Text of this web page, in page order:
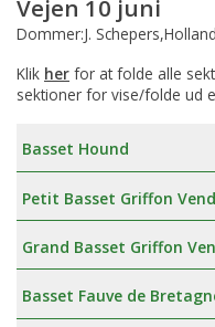
Vejen 10 juni
Dommer:J. Schepers,Holland
Klik her for at folde alle
sektioner for vise/folde ud
Basset Hound
Petit Basset Griffon
Grand Basset Griffon
Basset Fauve de